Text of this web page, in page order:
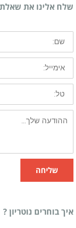
שלח אלינו את
שליחה
איך בוחרים נוטריון ?